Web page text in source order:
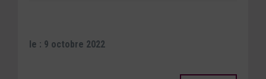
le : 9 octobre 2022